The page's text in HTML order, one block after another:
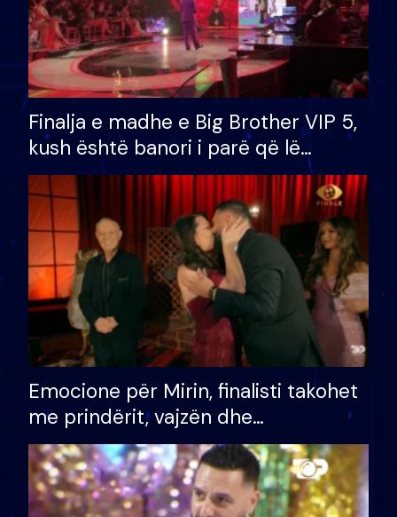
Finalja e madhe e Big Brother VIP 5,
kush është banori i parë që lë
shtëpinë dhe humb mundësinë për
të fituar çmimin e madh
Emocione për Mirin, finalisti takohet
me prindërit, vajzën dhe
bashkëshorten: S’kemi ndonjë letër
divorci apo jo?